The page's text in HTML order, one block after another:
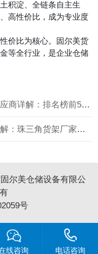
积淀、全链条自主生
高性价比 ，成为专业度
价比为核心。固尔美货
等全行业，是企业仓储
上一篇：2026惠州固尔美货架供应商详解：排名榜前5的货架厂家
下一篇：2026固尔美货架厂家详解：珠三角货架厂家推荐几家
尔美仓储设备有限公
号
线咨询 电话咨询